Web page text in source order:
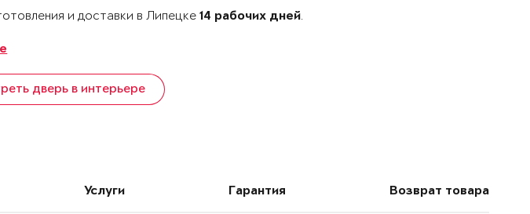
и доставки в Липецке14 рабочих дней.
дверь в интерьере
Услуги Гарантия Возврат товара